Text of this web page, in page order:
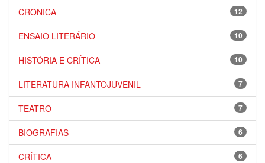
12
CRÔNICA
10
ENSAIO LITERÁRIO
10
HISTÓRIA E CRÍTICA
7
LITERATURA INFANTOJUVENIL
7
TEATRO
6
BIOGRAFIAS
6
CRÍTICA